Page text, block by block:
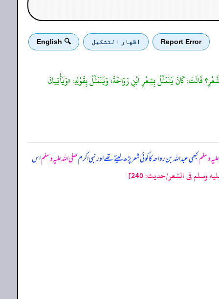
Report Error اظهار التشكيل 🔍 English
قَالَتْ: كَانَ يَتَمَثَّلُ بِشِعْرِ ابْنِ رَوَاحَةَ، وَيَتَمَثَّلُ بِقَوْلِهِ: «وَيَأْتِيكَ
وسلمکبھی عبداللہ بن رواحہ کا کوئی شعر پڑھ لیتے تھے اور نبی اکرمصلی اللہ علیہ وسلماس
وسلم فى الشعر/حدیث: 240]